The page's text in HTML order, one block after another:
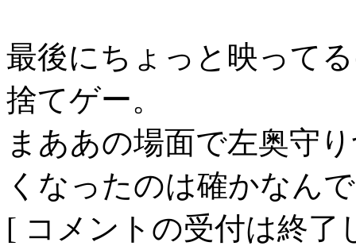
最後にちょっと映って
捨てゲー。
まああの場面で左奥守
くなったのは確かなん
[ コメントの受付は終了